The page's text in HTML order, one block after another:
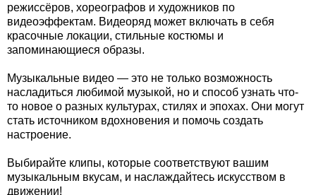
режиссёров, хореографов и художников по
видеоэффектам. Видеоряд может включать в себя
красочные локации, стильные костюмы и
запоминающиеся образы.
Музыкальные видео — это не только возможность
насладиться любимой музыкой, но и способ узнать что-
то новое о разных культурах, стилях и эпохах. Они могут
стать источником вдохновения и помочь создать
настроение.
Выбирайте клипы, которые соответствуют вашим
музыкальным вкусам, и наслаждайтесь искусством в
движении!